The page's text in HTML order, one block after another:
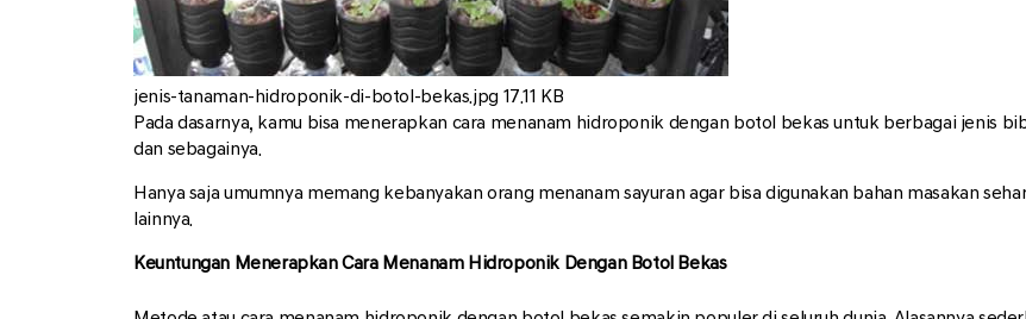
jenis-tanaman-hidroponik-di-botol-bekas.jpg 17.11 KB
Pada dasarnya, kamu bisa menerapkan cara menanam hidroponik dengan botol bekas untuk berbagai jenis
dan sebagainya.
Hanya saja umumnya memang kebanyakan orang menanam sayuran agar bisa digunakan bahan masakan
lainnya.
Keuntungan Menerapkan Cara Menanam Hidroponik Dengan Botol Bekas